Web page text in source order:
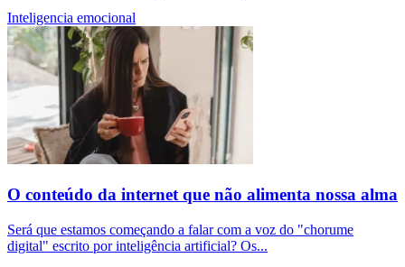
Inteligencia emocional
O conteúdo da internet que não alimenta nossa alma
Será que estamos começando a falar com a voz do "chorume
digital" escrito por inteligência artificial? Os...